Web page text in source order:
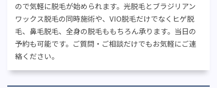
ので気軽に脱毛が始められます。光脱毛とブラジリアン
ワックス脱毛の同時施術や、VIO脱毛だけでなくヒゲ脱
毛、鼻毛脱毛、全身の脱毛ももちろん承ります。当日の
予約も可能です。ご質問・ご相談だけでもお気軽にご連
絡ください。